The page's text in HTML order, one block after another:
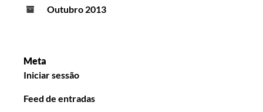
Outubro 2013
Meta
Iniciar sessão
Feed de entradas